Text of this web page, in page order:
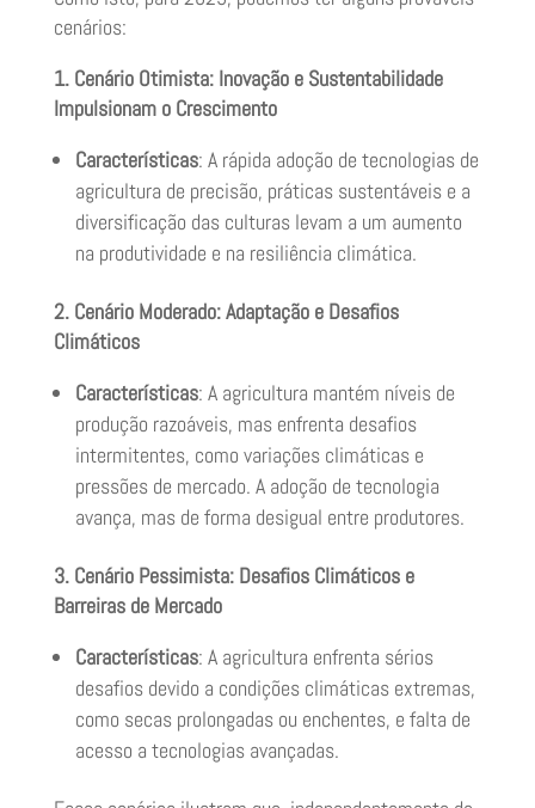
cenários:
1. Cenário Otimista: Inovação e Sustentabilidade
Impulsionam o Crescimento
Características: A rápida adoção de tecnologias de
agricultura de precisão, práticas sustentáveis e a
diversificação das culturas levam a um aumento
na produtividade e na resiliência climática.
2. Cenário Moderado: Adaptação e Desafios
Climáticos
Características: A agricultura mantém níveis de
produção razoáveis, mas enfrenta desafios
intermitentes, como variações climáticas e
pressões de mercado. A adoção de tecnologia
avança, mas de forma desigual entre produtores.
3. Cenário Pessimista: Desafios Climáticos e
Barreiras de Mercado
Características: A agricultura enfrenta sérios
desafios devido a condições climáticas extremas,
como secas prolongadas ou enchentes, e falta de
acesso a tecnologias avançadas.